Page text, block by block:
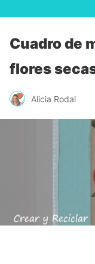
Cuadro de
flores
Alicia Rodal